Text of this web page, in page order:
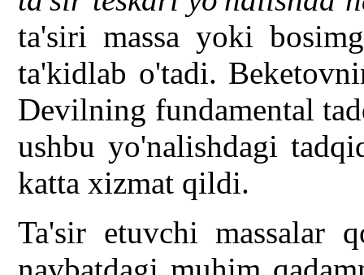
ta'siri massa yoki
ta'kidlab o'tadi.
Devilning fundamental
ushbu yo'nalishdagi
katta xizmat qildi.
Ta'sir etuvchi massalar